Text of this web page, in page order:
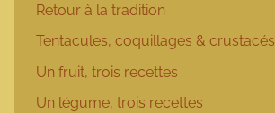
Retour à la tradition
Tentacules, coquillages & crustacés
Un fruit, trois recettes
Un légume, trois recettes